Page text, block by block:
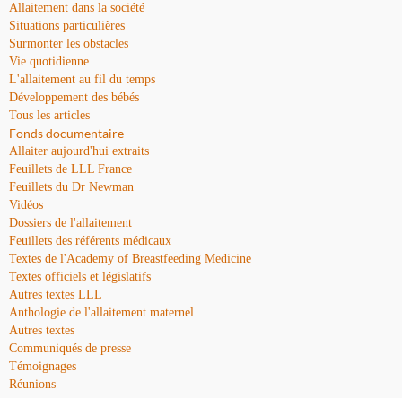
Allaitement dans la société
Situations particulières
Surmonter les obstacles
Vie quotidienne
L'allaitement au fil du temps
Développement des bébés
Tous les articles
Fonds documentaire
Allaiter aujourd'hui extraits
Feuillets de LLL France
Feuillets du Dr Newman
Vidéos
Dossiers de l'allaitement
Feuillets des référents médicaux
Textes de l'Academy of Breastfeeding Medicine
Textes officiels et législatifs
Autres textes LLL
Anthologie de l'allaitement maternel
Autres textes
Communiqués de presse
Témoignages
Réunions